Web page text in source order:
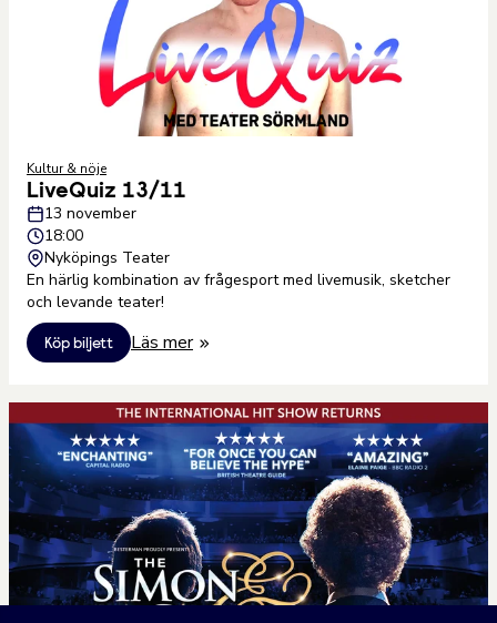
Kultur & nöje
LiveQuiz 13/11
13 november
18:00
Nyköpings Teater
En härlig kombination av frågesport med livemusik, sketcher
och levande teater!
Köp biljett Läs mer